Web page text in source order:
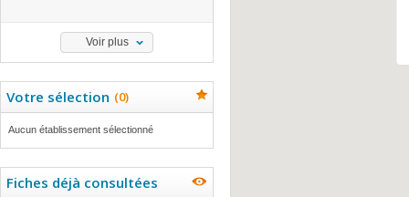
Voir plus
Votre sélection (0)
Aucun établissement sélectionné
Fiches déjà consultées